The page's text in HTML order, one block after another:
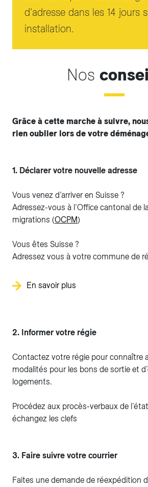
d'adresse dans les 14 jours
installation.
Nos
Grâce à cette marche à suivre,
rien oublier lors de votre
1. Déclarer votre nouvelle adresse
Vous venez d’arriver en Suisse ?
Adressez-vous à l’Office cantonal de
migrations (OCPM)
Vous êtes Suisse ?
Adressez vous à votre commune de
En savoir plus
2. Informer votre régie
Contactez votre régie pour connaître
modalités pour les bons de sortie et
logements.
Procédez aux procès-verbaux de
échangez les clefs
3. Faire suivre votre courrier
Faites une demande de réexpédition